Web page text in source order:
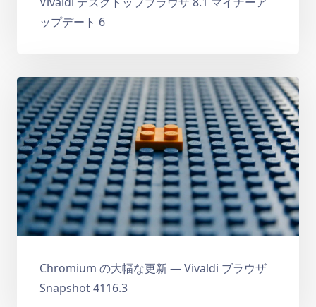
ップデート 6
Chromium の大幅な更新 — Vivaldi ブラウザ
Snapshot 4116.3